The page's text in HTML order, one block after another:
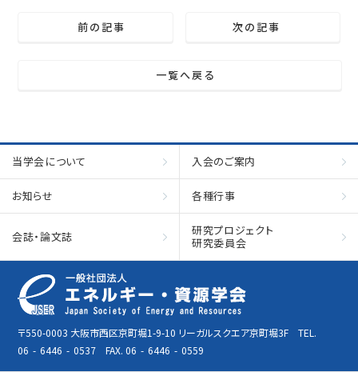
前の記事
一覧へ戻る
次の記事
当学会について 入会のご案内
お知らせ 各種行事
会誌・論文誌
研究プロジェクト
研究委員会
〒550-0003 大阪市西区京町堀1-9-10 リーガルスクエア京町堀3F TEL.
06 - 6446 - 0537 FAX. 06 - 6446 - 0559